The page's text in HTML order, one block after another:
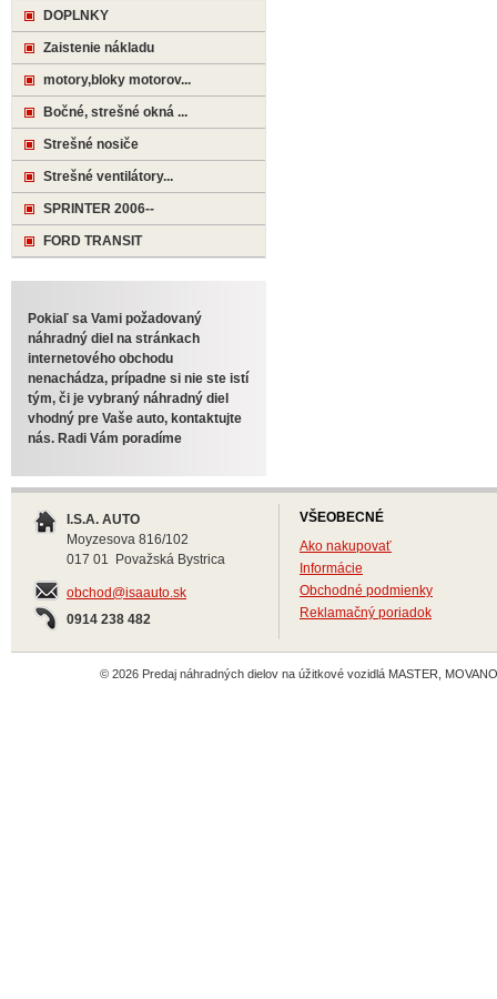
DOPLNKY
Zaistenie nákladu
motory,bloky motorov...
Bočné, strešné okná ...
Strešné nosiče
Strešné ventilátory...
SPRINTER 2006--
FORD TRANSIT
Pokiaľ sa Vami požadovaný
náhradný diel na stránkach
internetového obchodu
nenachádza, prípadne si nie ste istí
tým, či je vybraný náhradný diel
vhodný pre Vaše auto, kontaktujte
nás. Radi Vám poradíme
I.S.A. AUTO
Moyzesova 816/102
017 01 Považská Bystrica
obchod@isaauto.sk
0914 238 482
VŠEOBECNÉ
Ako nakupovať
Informácie
Obchodné podmienky
Reklamačný poriadok
© 2026 Predaj náhradných dielov na úžitkové vozidlá MASTER,